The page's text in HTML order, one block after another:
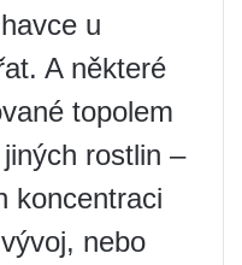
u
A některé
topolem
rostlin –
koncentraci
nebo